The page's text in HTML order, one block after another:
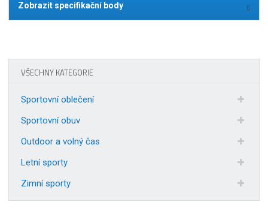
Zobrazit specifikační body
VŠECHNY KATEGORIE
Sportovní oblečení
Sportovní obuv
Outdoor a volný čas
Letní sporty
Zimní sporty